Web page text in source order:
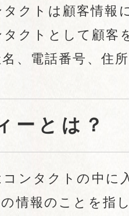
クトは顧客情報
クトとして顧客
、電話番号、住
ーとは？
ンタクトの中に
情報のことを指